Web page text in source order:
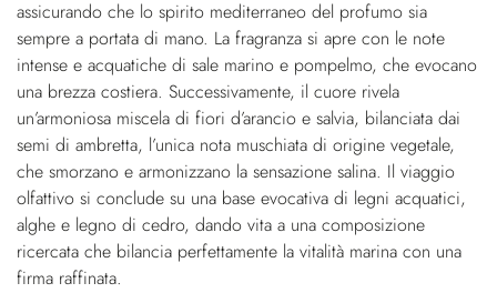
assicurando che lo spirito mediterraneo del profumo sia
sempre a portata di mano. La fragranza si apre con le note
intense e acquatiche di sale marino e pompelmo, che evocano
una brezza costiera. Successivamente, il cuore rivela
un’armoniosa miscela di fiori d’arancio e salvia, bilanciata dai
semi di ambretta, l’unica nota muschiata di origine vegetale,
che smorzano e armonizzano la sensazione salina. Il viaggio
olfattivo si conclude su una base evocativa di legni acquatici,
alghe e legno di cedro, dando vita a una composizione
ricercata che bilancia perfettamente la vitalità marina con una
firma raffinata.